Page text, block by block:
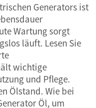
Generators ist
Wartung sorgt
läuft. Lesen Sie
wichtige
und Pflege.
Ölstand. Wie bei
Öl, um